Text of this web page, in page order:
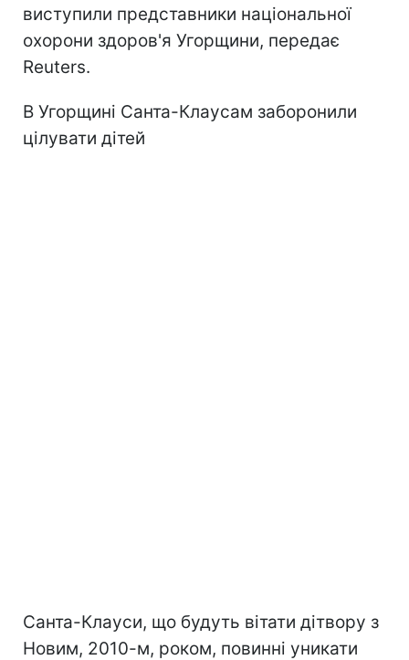
виступили представники національної
охорони здоров'я Угорщини, передає
Reuters.
В Угорщині Санта-Клаусам заборонили
цілувати дітей
Санта-Клауси, що будуть вітати дітвору з
Новим, 2010-м, роком, повинні уникати